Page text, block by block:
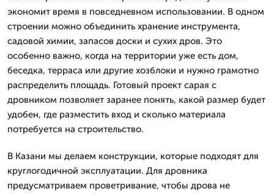
экономит время в повседневном использовании. В одном
строении можно объединить хранение инструмента,
садовой химии, запасов доски и сухих дров. Это
особенно важно, когда на территории уже есть дом,
беседка, терраса или другие хозблоки и нужно грамотно
распределить площадь. Готовый проект сарая с
дровником позволяет заранее понять, какой размер будет
удобен, где разместить вход и сколько материала
потребуется на строительство.
В Казани мы делаем конструкции, которые подходят для
круглогодичной эксплуатации. Для дровника
предусматриваем проветривание, чтобы дрова не